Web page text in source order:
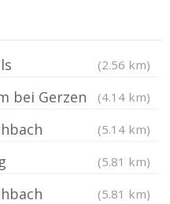
(2.56 km)
bei Gerzen (4.14 km)
(5.14 km)
(5.81 km)
(5.81 km)